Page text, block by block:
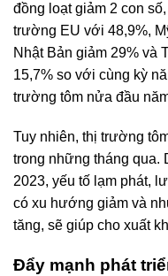
đồng loạt giảm 2 con
trường EU với 48,9%,
Nhật Bản giảm 29% và
15,7% so với cùng kỳ
trường tôm nửa đầu
Tuy nhiên, thị trường
trong những tháng qua.
2023, yếu tố lạm phát,
có xu hướng giảm và
tăng, sẽ giúp cho xuất
Đẩy mạnh phát